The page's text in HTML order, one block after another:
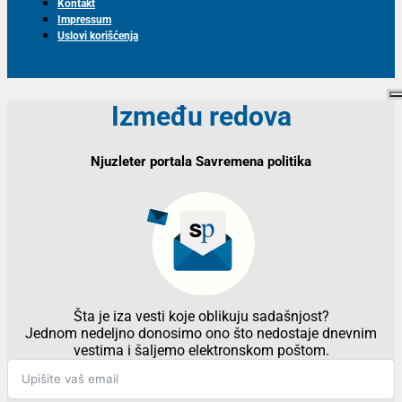
Kontakt
Impressum
Uslovi korišćenja
Između redova
Njuzleter portala Savremena politika
Šta je iza vesti koje oblikuju sadašnjost?
Jednom nedeljno donosimo ono što nedostaje dnevnim
vestima i šaljemo elektronskom poštom.